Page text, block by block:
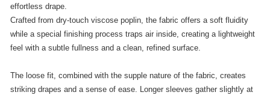
effortless drape.
Crafted from dry-touch viscose poplin, the fabric offers a soft fluidity
while a special finishing process traps air inside, creating a lightweight
feel with a subtle fullness and a clean, refined surface.
The loose fit, combined with the supple nature of the fabric, creates
striking drapes and a sense of ease. Longer sleeves gather slightly at